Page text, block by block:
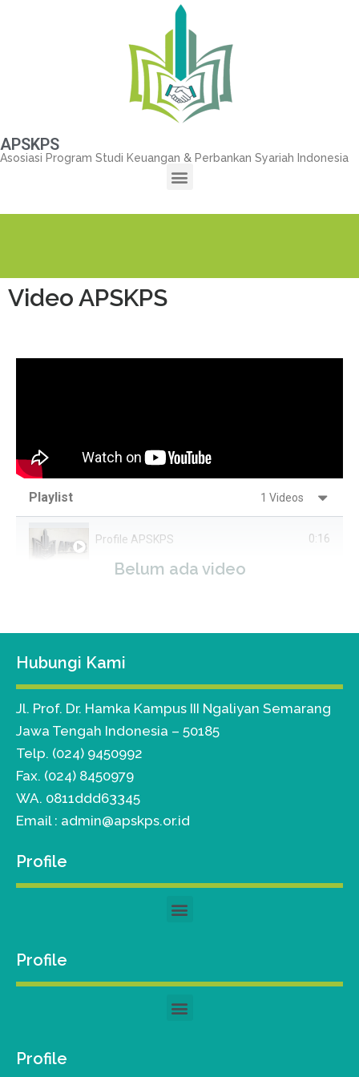
APSKPS
Asosiasi Program Studi Keuangan & Perbankan Syariah Indonesia
Video APSKPS
Playlist 1 Videos
Profile APSKPS 0:16
Belum ada video
Hubungi Kami
Jl. Prof. Dr. Hamka Kampus III Ngaliyan Semarang
Jawa Tengah Indonesia – 50185
Telp. (024) 9450992
Fax. (024) 8450979
WA. 0811ddd63345
Email : admin@apskps.or.id
Profile
Profile
Profile